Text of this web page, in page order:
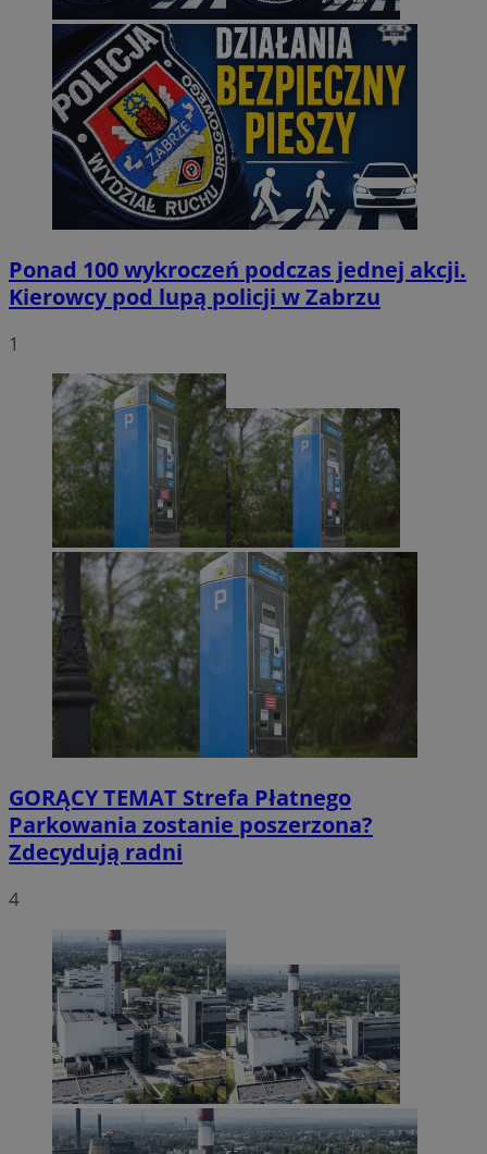
Ponad 100 wykroczeń podczas jednej akcji.
Kierowcy pod lupą policji w Zabrzu
1
GORĄCY TEMAT Strefa Płatnego
Parkowania zostanie poszerzona?
Zdecydują radni
4